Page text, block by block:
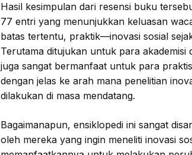
Hasil kesimpulan dari resensi buku
77 entri yang menunjukkan keluasan
batas tertentu, praktik—inovasi sosial
Terutama ditujukan untuk para akademisi
juga sangat bermanfaat untuk para
dengan jelas ke arah mana penelitian
dilakukan di masa mendatang.
Bagaimanapun, ensiklopedi ini sangat
oleh mereka yang ingin meneliti inovasi